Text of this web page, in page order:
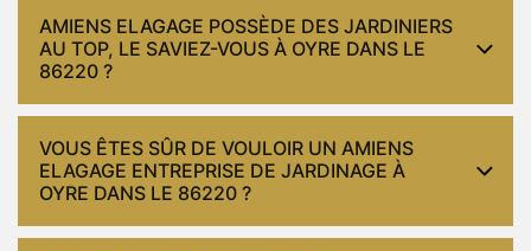
AMIENS ELAGAGE POSSÈDE DES JARDINIERS
AU TOP, LE SAVIEZ-VOUS À OYRE DANS LE
86220 ?
VOUS ÊTES SÛR DE VOULOIR UN AMIENS
ELAGAGE ENTREPRISE DE JARDINAGE À
OYRE DANS LE 86220 ?